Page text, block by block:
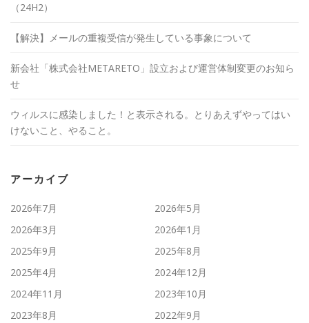
（24H2）
【解決】メールの重複受信が発生している事象について
新会社「株式会社METARETO」設立および運営体制変更のお知ら
せ
ウィルスに感染しました！と表示される。とりあえずやってはい
けないこと、やること。
アーカイブ
2026年7月
2026年5月
2026年3月
2026年1月
2025年9月
2025年8月
2025年4月
2024年12月
2024年11月
2023年10月
2023年8月
2022年9月